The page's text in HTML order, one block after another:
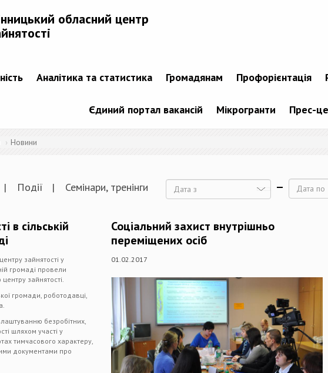
обласний центр
Аналітика та статистика Громадянам Профорієнтація
Єдиний портал вакансій Мікрогранти Прес-
Новини
Події Семінари, тренінги
в сільській
зайнятості у
громаді провели
зайнятості.
громади, роботодавці,
безробітних,
шляхом участі у
тимчасового характеру,
документами про
Соціальний захист внутрішньо
переміщених осіб
01.02.2017